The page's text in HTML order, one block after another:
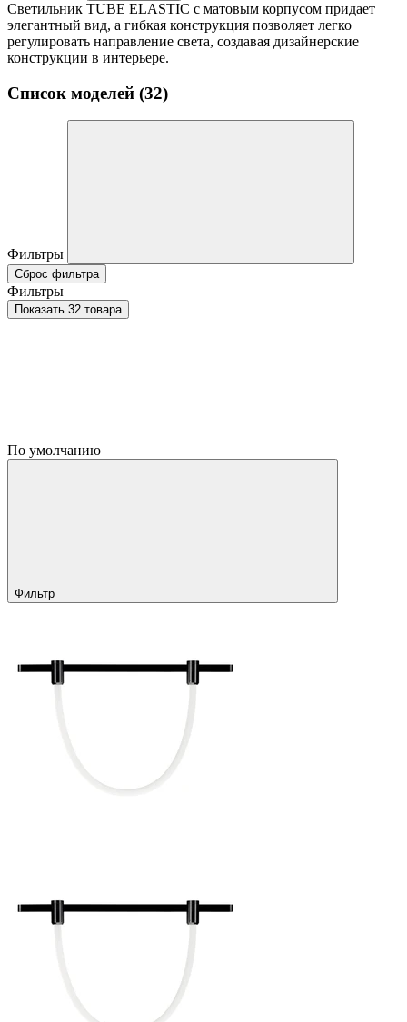
Светильник TUBE ELASTIC с матовым корпусом придает
элегантный вид, а гибкая конструкция позволяет легко
регулировать направление света, создавая дизайнерские
конструкции в интерьере.
Список моделей (32)
Фильтры
Сброс фильтра
Фильтры
Показать 32 товара
По умолчанию
Фильтр